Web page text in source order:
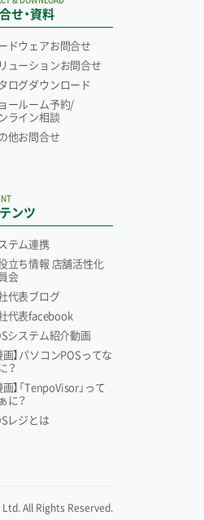
せ・資料
ドウェアお問合せ
ューションお問合せ
ログダウンロード
ールーム予約/
ライン相談
他お問合せ
ンツ
テム連携
立ち情報 店舗活性化
会
代表ブログ
代表facebook
システム紹介動画
画】パソコンPOSってな
？
画】「TenpoVisor」って
に？
レジとは
All Rights Reserved.